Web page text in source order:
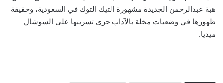
هبة عبدالرحمن الجديدة مشهورة التيك التوك في السعودية، وحقيقة
ظهورها في وضعيات مخلة بالآداب جرى تسريبها على السوشال
ميديا.